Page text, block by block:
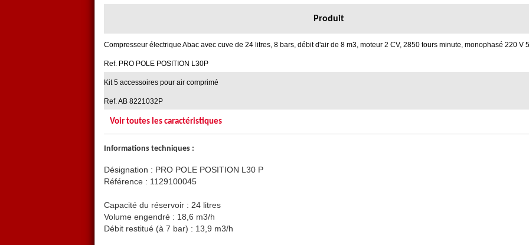
Produit
Compresseur électrique Abac avec cuve de 24 litres, 8 bars, débit d'air de 8 m3, moteur 2 CV, 2850 tours minute, monophasé 220 V
Ref. PRO POLE POSITION L30P
Kit 5 accessoires pour air comprimé
Ref. AB 8221032P
Voir toutes les caractéristiques
Informations techniques :
Désignation : PRO POLE POSITION L30 P
Référence : 1129100045
Capacité du réservoir : 24 litres
Volume engendré : 18,6 m3/h
Débit restitué (à 7 bar) : 13,9 m3/h